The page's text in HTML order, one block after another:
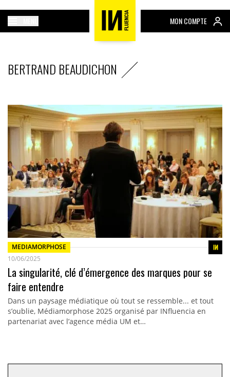
MON COMPTE
BERTRAND BEAUDICHON
MEDIAMORPHOSE
10/06/2025
La singularité, clé d’émergence des marques pour se
faire entendre
Dans un paysage médiatique où tout se ressemble... et tout
s’oublie, Médiamorphose 2025 organisé par INfluencia en
partenariat avec l’agence média UM et…